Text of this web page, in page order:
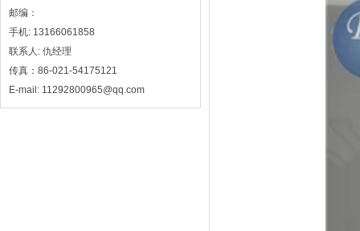
邮编：
手机: 13166061858
联系人: 仇经理
传真：86-021-54175121
E-mail: 11292800965@qq.com